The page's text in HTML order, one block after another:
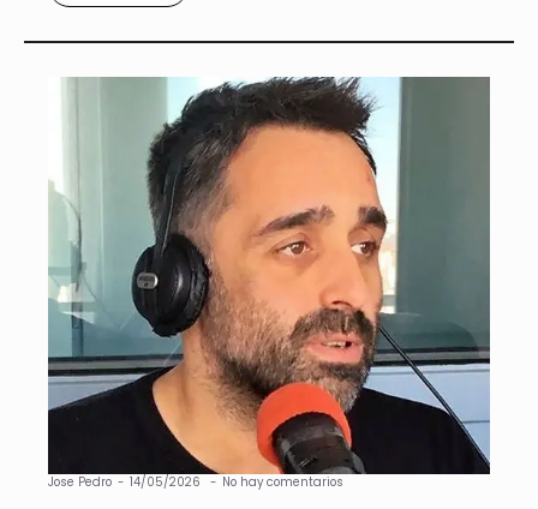
Jose Pedro 14/05/2026 No hay comentarios